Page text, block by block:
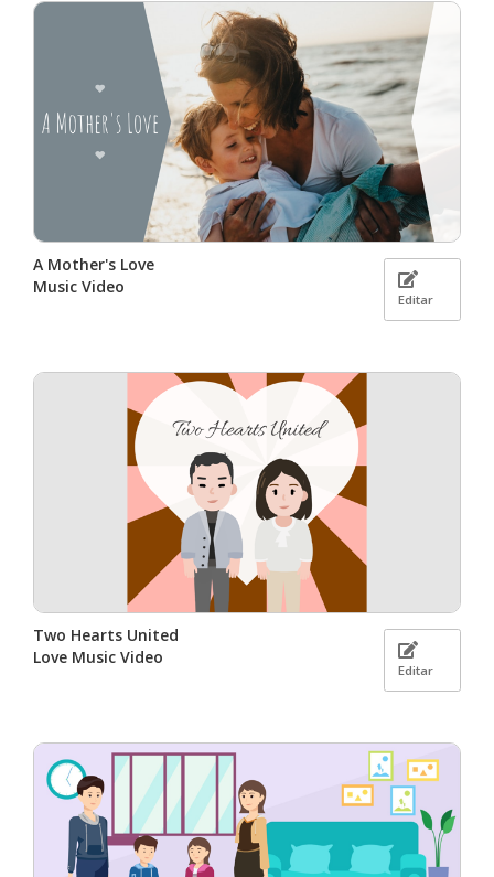
A Mother's Love
Music Video
Editar
Two Hearts United
Love Music Video
Editar